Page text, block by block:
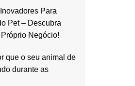
Para
Pet – Descubra
Negócio!
que o seu animal de
durante as